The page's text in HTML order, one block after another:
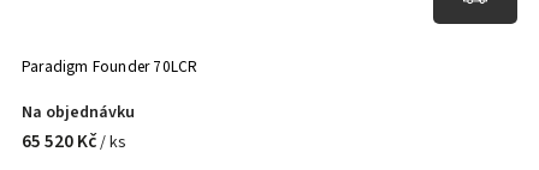
Paradigm Founder 70LCR
Na objednávku
65 520 Kč/ ks